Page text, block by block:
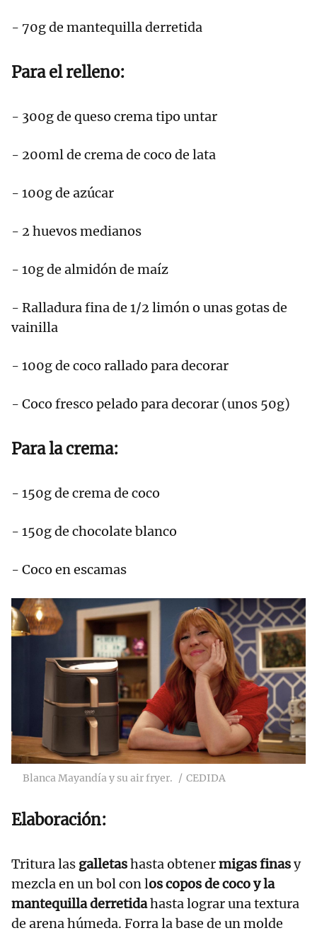
- 70g de mantequilla derretida
Para el relleno:
- 300g de queso crema tipo untar
- 200ml de crema de coco de lata
- 100g de azúcar
- 2 huevos medianos
- 10g de almidón de maíz
- Ralladura fina de 1/2 limón o unas gotas de
vainilla
- 100g de coco rallado para decorar
- Coco fresco pelado para decorar (unos 50g)
Para la crema:
- 150g de crema de coco
- 150g de chocolate blanco
- Coco en escamas
Blanca Mayandía y su air fryer. CEDIDA
Elaboración:
Tritura las galletashasta obtenermigas finasy
mezcla en un bol con los copos de coco y la
mantequilla derretidahasta lograr una textura
de arena húmeda. Forra la base de un molde